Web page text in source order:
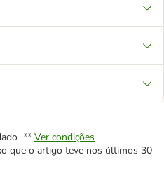
** Ver condições
que o artigo teve nos últimos 30